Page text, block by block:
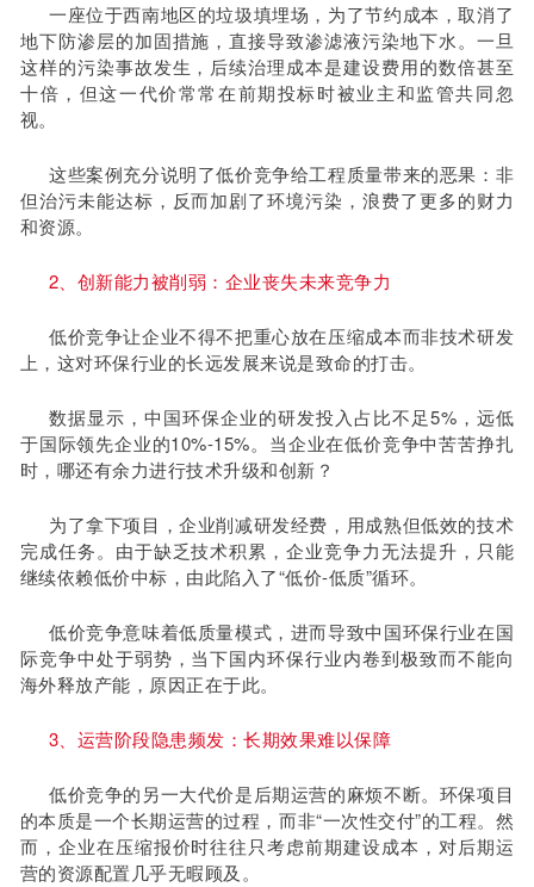
一座位于西南地区的垃圾填埋场，为了节约成本，取消了
地下防渗层的加固措施，直接导致渗滤液污染地下水。一旦
这样的污染事故发生，后续治理成本是建设费用的数倍甚至
十倍，但这一代价常常在前期投标时被业主和监管共同忽
视。
这些案例充分说明了低价竞争给工程质量带来的恶果：非
但治污未能达标，反而加剧了环境污染，浪费了更多的财力
和资源。
2、创新能力被削弱：企业丧失未来竞争力
低价竞争让企业不得不把重心放在压缩成本而非技术研发
上，这对环保行业的长远发展来说是致命的打击。
数据显示，中国环保企业的研发投入占比不足5%，远低
于国际领先企业的10%-15%。当企业在低价竞争中苦苦挣扎
时，哪还有余力进行技术升级和创新？
为了拿下项目，企业削减研发经费，用成熟但低效的技术
完成任务。由于缺乏技术积累，企业竞争力无法提升，只能
继续依赖低价中标，由此陷入了“低价-低质”循环。
低价竞争意味着低质量模式，进而导致中国环保行业在国
际竞争中处于弱势，当下国内环保行业内卷到极致而不能向
海外释放产能，原因正在于此。
3、运营阶段隐患频发：长期效果难以保障
低价竞争的另一大代价是后期运营的麻烦不断。环保项目
的本质是一个长期运营的过程，而非“一次性交付”的工程。然
而，企业在压缩报价时往往只考虑前期建设成本，对后期运
营的资源配置几乎无暇顾及。